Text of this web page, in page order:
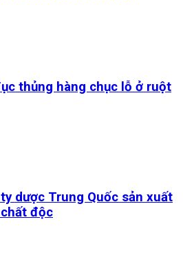
thủng hàng chục lỗ ở ruột
dược Trung Quốc sản xuất
độc